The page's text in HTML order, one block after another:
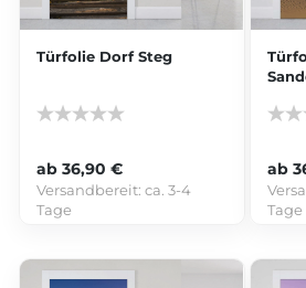
Türfolie Dorf Steg
ab 36,90 €
Versandbereit:ca. 3-4
Tage
ab
Tage